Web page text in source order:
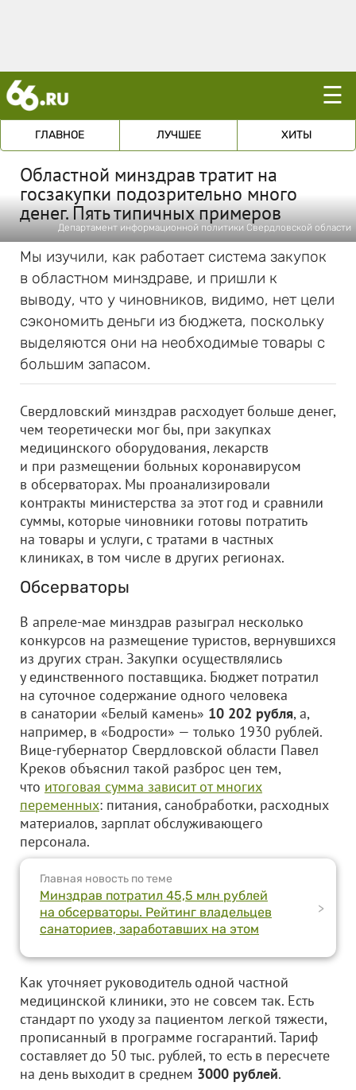
☰
ГЛАВНОЕ ЛУЧШЕЕ ХИТЫ
Областной минздрав тратит на
госзакупки подозрительно много
денег. Пять типичных примеров
Департамент информационной политики Свердловской области
Мы изучили, как работает система закупок
в областном минздраве, и пришли к
выводу, что у чиновников, видимо, нет цели
сэкономить деньги из бюджета, поскольку
выделяются они на необходимые товары с
большим запасом.
Свердловский минздрав расходует больше денег,
чем теоретически мог бы, при закупках
медицинского оборудования, лекарств
и при размещении больных коронавирусом
в обсерваторах. Мы проанализировали
контракты министерства за этот год и сравнили
суммы, которые чиновники готовы потратить
на товары и услуги, с тратами в частных
клиниках, в том числе в других регионах.
Обсерваторы
В апреле-мае минздрав разыграл несколько
конкурсов на размещение туристов, вернувшихся
из других стран. Закупки осуществлялись
у единственного поставщика. Бюджет потратил
на суточное содержание одного человека
в санатории «Белый камень» 10 202 рубля, а,
например, в «Бодрости» — только 1930 рублей.
Вице-губернатор Свердловской области Павел
Креков объяснил такой разброс цен тем,
что итоговая сумма зависит от многих
переменных: питания, санобработки, расходных
материалов, зарплат обслуживающего
персонала.
Главная новость по теме
Минздрав потратил 45,5 млн рублей
на обсерваторы. Рейтинг владельцев
санаториев, заработавших на этом
>
Как уточняет руководитель одной частной
медицинской клиники, это не совсем так. Есть
стандарт по уходу за пациентом легкой тяжести,
прописанный в программе госгарантий. Тариф
составляет до 50 тыс. рублей, то есть в пересчете
на день выходит в среднем 3000 рублей.